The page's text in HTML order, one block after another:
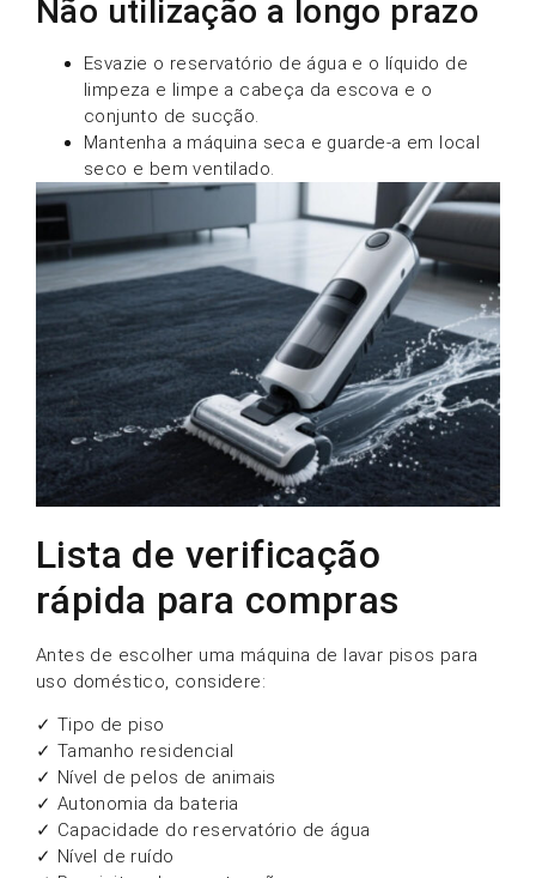
Não utilização a longo prazo
Esvazie o reservatório de água e o líquido de
limpeza e limpe a cabeça da escova e o
conjunto de sucção.
Mantenha a máquina seca e guarde-a em local
seco e bem ventilado.
Lista de verificação
rápida para compras
Antes de escolher uma máquina de lavar pisos para
uso doméstico, considere:
✓ Tipo de piso
✓ Tamanho residencial
✓ Nível de pelos de animais
✓ Autonomia da bateria
✓ Capacidade do reservatório de água
✓ Nível de ruído